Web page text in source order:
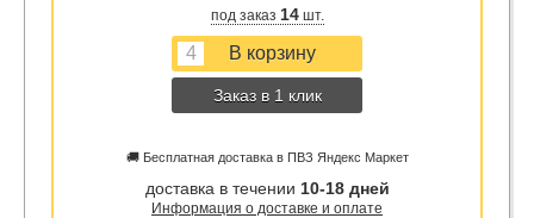
под заказ 14шт.
Заказ в 1 клик
🚚 Бесплатная доставка в ПВЗ Яндекс Маркет
доставка в течении 10-18 дней
Информация о доставке и оплате